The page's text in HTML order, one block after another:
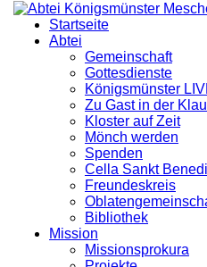
Startseite
Abtei
Gemeinschaft
Gottesdienste
Königsmünster
Zu Gast in der
Kloster auf Zeit
Mönch werden
Spenden
Cella Sankt
Freundeskreis
Bibliothek
Mission
Missionsprokura